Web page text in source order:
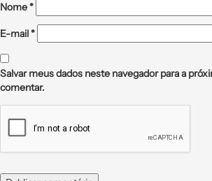
Nome*
E-mail*
Salvar meus dados neste navegador para a
comentar.